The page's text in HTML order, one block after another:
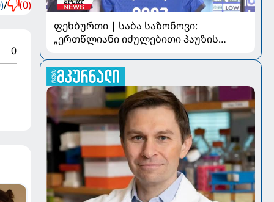
/ (0)
0
ფეხბურთი | საბა საზონოვი:
„ერთწლიანი იძულებითი პაუზის
მნიშვნელოვანია“